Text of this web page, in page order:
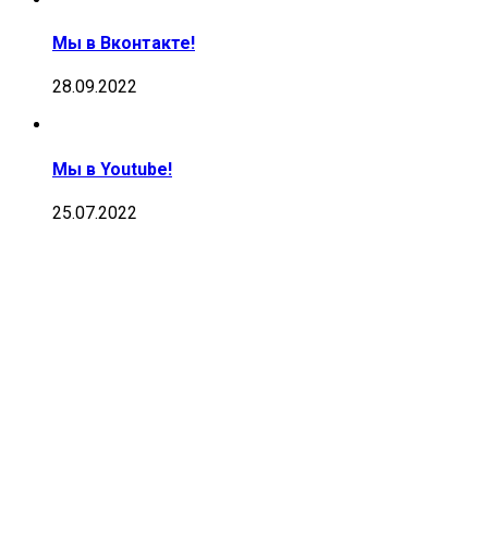
Мы в Вконтакте!
28.09.2022
Мы в Youtube!
25.07.2022